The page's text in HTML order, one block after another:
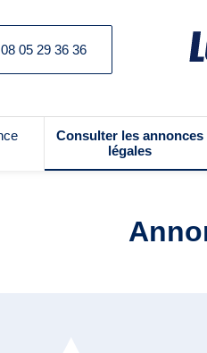
08 05 29 36 36
Consulter les annonces
légales